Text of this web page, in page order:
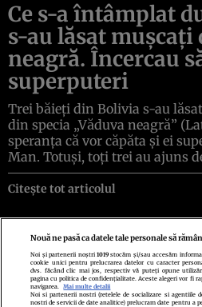
Ce s-a întâmplat
s-au lăsat mușcați
neagră. Încercau
superputeri
Trei băieți din Bolivia s-au
din specia „Văduva neagră”
speranța că vor căpăta și ei
Man. Totuși, toți trei au ajuns
Citește tot articolul
Politica de confidenţialitatePolitica
Echipa redacțională
Nouă ne pasă ca datele tale personale să
Noi și partenerii noștri1019 stocăm și/sau accesăm
cookie unici pentru prelucrarea datelor cu caracter
dvs. făcând clic mai jos, respectiv vă puteți opune
pagina cu politica de confidențialitate. Aceste alegeri vor fi
navigarea.
Mai multe detalii
Noi si partenerii nostri (retelele de socializare si agentiile
nostri de servicii de date analitice) prelucram date pentru a